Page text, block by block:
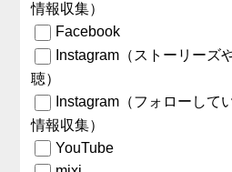
情報収集）
Facebook
Instagram（ストーリーズ
聴）
Instagram（フォローして
情報収集）
YouTube